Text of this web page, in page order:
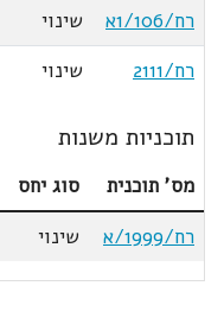
רח/1/106א
שינוי
רח/2111
שינוי
תוכניות משנות
מס' תוכנית סוג יחס
רח/1999/א
שינוי